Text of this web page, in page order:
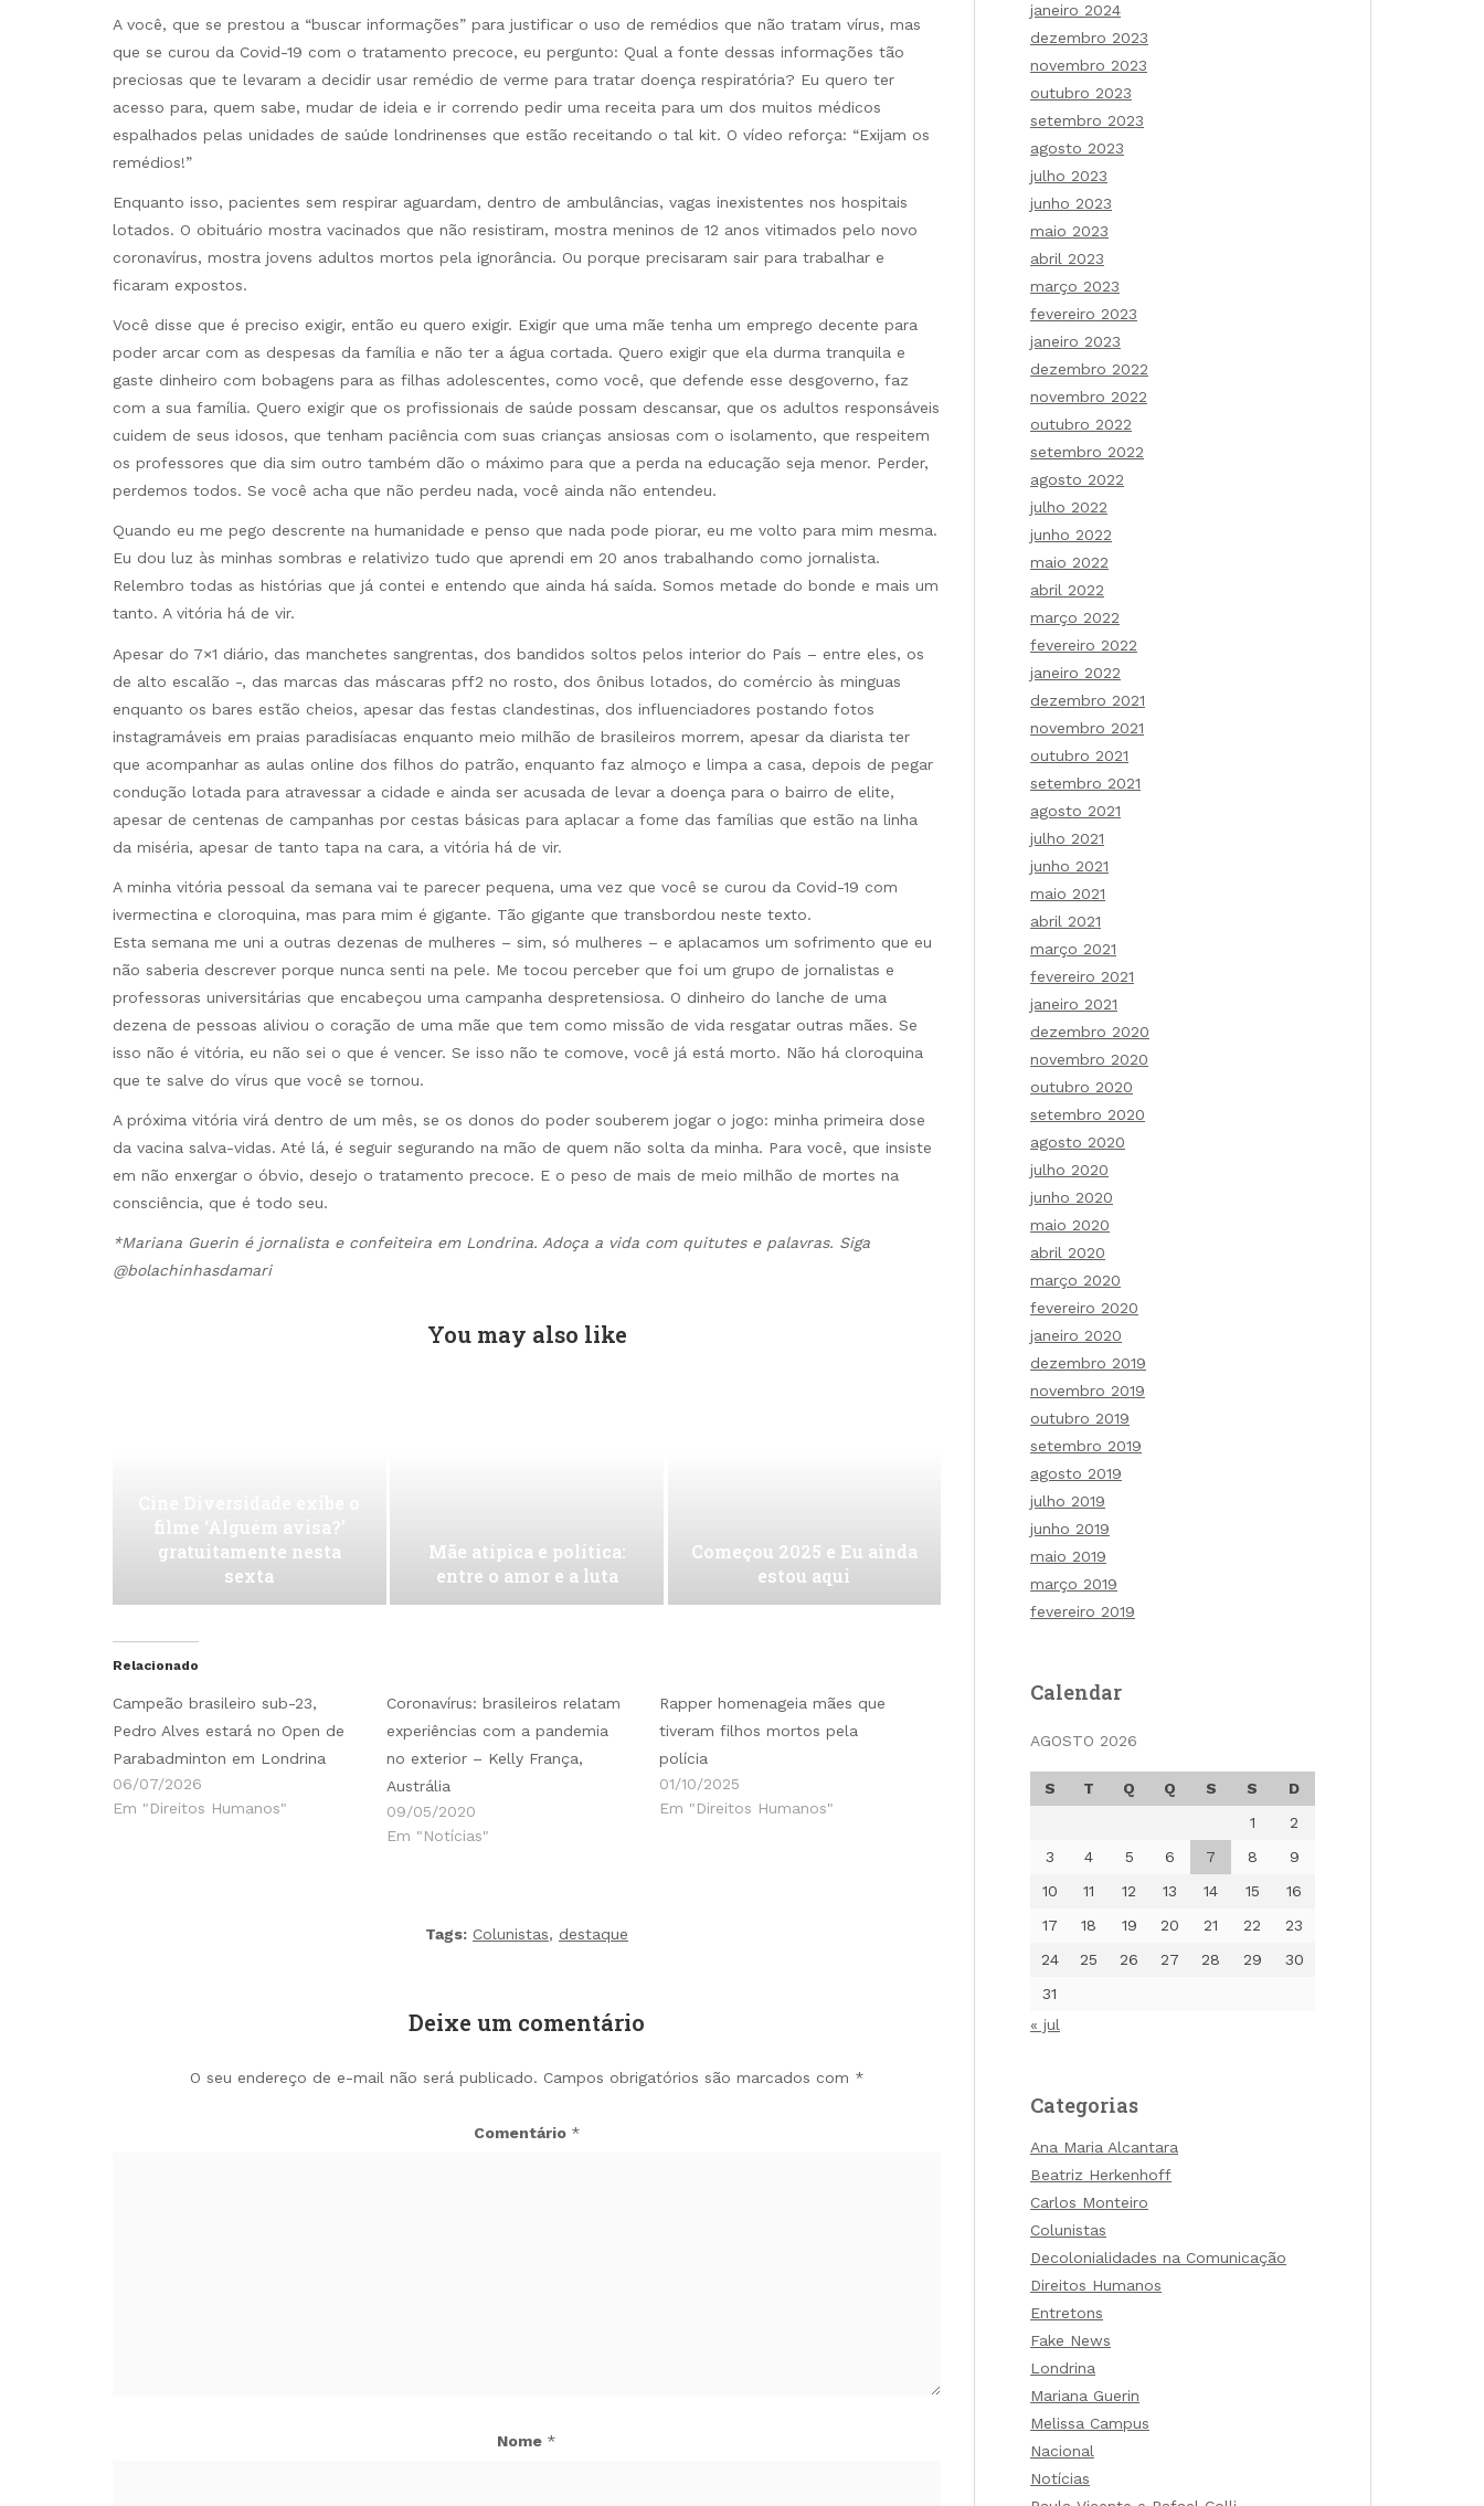
A você, que se prestou a “buscar informações” para justificar o uso de remédios que não tratam vírus, mas
que se curou da Covid-19 com o tratamento precoce, eu pergunto: Qual a fonte dessas informações tão
preciosas que te levaram a decidir usar remédio de verme para tratar doença respiratória? Eu quero ter
acesso para, quem sabe, mudar de ideia e ir correndo pedir uma receita para um dos muitos médicos
espalhados pelas unidades de saúde londrinenses que estão receitando o tal kit. O vídeo reforça: “Exijam os
remédios!”
Enquanto isso, pacientes sem respirar aguardam, dentro de ambulâncias, vagas inexistentes nos hospitais
lotados. O obituário mostra vacinados que não resistiram, mostra meninos de 12 anos vitimados pelo novo
coronavírus, mostra jovens adultos mortos pela ignorância. Ou porque precisaram sair para trabalhar e
ficaram expostos.
Você disse que é preciso exigir, então eu quero exigir. Exigir que uma mãe tenha um emprego decente para
poder arcar com as despesas da família e não ter a água cortada. Quero exigir que ela durma tranquila e
gaste dinheiro com bobagens para as filhas adolescentes, como você, que defende esse desgoverno, faz
com a sua família. Quero exigir que os profissionais de saúde possam descansar, que os adultos responsáveis
cuidem de seus idosos, que tenham paciência com suas crianças ansiosas com o isolamento, que respeitem
os professores que dia sim outro também dão o máximo para que a perda na educação seja menor. Perder,
perdemos todos. Se você acha que não perdeu nada, você ainda não entendeu.
Quando eu me pego descrente na humanidade e penso que nada pode piorar, eu me volto para mim mesma.
Eu dou luz às minhas sombras e relativizo tudo que aprendi em 20 anos trabalhando como jornalista.
Relembro todas as histórias que já contei e entendo que ainda há saída. Somos metade do bonde e mais um
tanto. A vitória há de vir.
Apesar do 7×1 diário, das manchetes sangrentas, dos bandidos soltos pelos interior do País – entre eles, os
de alto escalão -, das marcas das máscaras pff2 no rosto, dos ônibus lotados, do comércio às minguas
enquanto os bares estão cheios, apesar das festas clandestinas, dos influenciadores postando fotos
instagramáveis em praias paradisíacas enquanto meio milhão de brasileiros morrem, apesar da diarista ter
que acompanhar as aulas online dos filhos do patrão, enquanto faz almoço e limpa a casa, depois de pegar
condução lotada para atravessar a cidade e ainda ser acusada de levar a doença para o bairro de elite,
apesar de centenas de campanhas por cestas básicas para aplacar a fome das famílias que estão na linha
da miséria, apesar de tanto tapa na cara, a vitória há de vir.
A minha vitória pessoal da semana vai te parecer pequena, uma vez que você se curou da Covid-19 com
ivermectina e cloroquina, mas para mim é gigante. Tão gigante que transbordou neste texto.
Esta semana me uni a outras dezenas de mulheres – sim, só mulheres – e aplacamos um sofrimento que eu
não saberia descrever porque nunca senti na pele. Me tocou perceber que foi um grupo de jornalistas e
professoras universitárias que encabeçou uma campanha despretensiosa. O dinheiro do lanche de uma
dezena de pessoas aliviou o coração de uma mãe que tem como missão de vida resgatar outras mães. Se
isso não é vitória, eu não sei o que é vencer. Se isso não te comove, você já está morto. Não há cloroquina
que te salve do vírus que você se tornou.
A próxima vitória virá dentro de um mês, se os donos do poder souberem jogar o jogo: minha primeira dose
da vacina salva-vidas. Até lá, é seguir segurando na mão de quem não solta da minha. Para você, que insiste
em não enxergar o óbvio, desejo o tratamento precoce. E o peso de mais de meio milhão de mortes na
consciência, que é todo seu.
*Mariana Guerin é jornalista e confeiteira em Londrina. Adoça a vida com quitutes e palavras. Siga
@bolachinhasdamari
You may also like
filme ‘Alguém avisa?’
gratuitamente nesta
sexta
Mãe atípica e política:
entre o amor e a luta
Começou 2025 e Eu ainda
estou aqui
Relacionado
Campeão brasileiro sub-23,
Pedro Alves estará no Open de
Parabadminton em Londrina
06/07/2026
Em "Direitos Humanos"
Coronavírus: brasileiros relatam
experiências com a pandemia
no exterior – Kelly França,
Austrália
09/05/2020
Em "Notícias"
Rapper homenageia mães que
tiveram filhos mortos pela
polícia
01/10/2025
Em "Direitos Humanos"
Tags: Colunistas, destaque
Deixe um comentário
O seu endereço de e-mail não será publicado. Campos obrigatórios são marcados com *
Comentário *
Nome *
janeiro 2024
dezembro 2023
novembro 2023
outubro 2023
setembro 2023
agosto 2023
julho 2023
junho 2023
maio 2023
abril 2023
março 2023
fevereiro 2023
janeiro 2023
dezembro 2022
novembro 2022
outubro 2022
setembro 2022
agosto 2022
julho 2022
junho 2022
maio 2022
abril 2022
março 2022
fevereiro 2022
janeiro 2022
dezembro 2021
novembro 2021
outubro 2021
setembro 2021
agosto 2021
julho 2021
junho 2021
maio 2021
abril 2021
março 2021
fevereiro 2021
janeiro 2021
dezembro 2020
novembro 2020
outubro 2020
setembro 2020
agosto 2020
julho 2020
junho 2020
maio 2020
abril 2020
março 2020
fevereiro 2020
janeiro 2020
dezembro 2019
novembro 2019
outubro 2019
setembro 2019
agosto 2019
julho 2019
junho 2019
maio 2019
março 2019
fevereiro 2019
Calendar
AGOSTO 2026
S T Q Q S S
D
1
2
3
4 5 6 7 8
9
10
11 12 13 14 15
16
17
18 19 20 21 22
23
24
25 26 27 28 29
30
31
« jul
Categorias
Ana Maria Alcantara
Beatriz Herkenhoff
Carlos Monteiro
Colunistas
Decolonialidades na Comunicação
Direitos Humanos
Entretons
Fake News
Londrina
Mariana Guerin
Melissa Campus
Nacional
Notícias